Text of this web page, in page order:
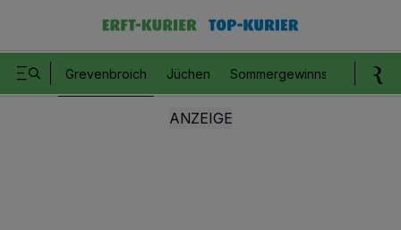
Grevenbroich Jüchen Sommergewinnspiel